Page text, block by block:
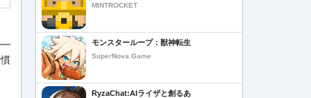
MINTROCKET
モンスターループ：獣神転生
SuperNova Game
RyzaChat:AIライザと創るあ